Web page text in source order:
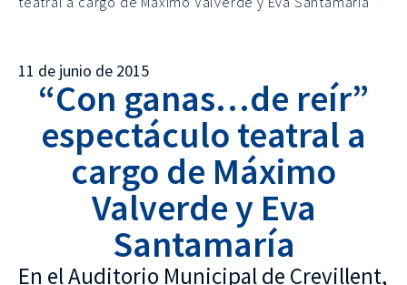
11 de junio de 2015
“Con ganas…de reír”
espectáculo teatral a
cargo de Máximo
Valverde y Eva
Santamaría
En el Auditorio Municipal de Crevillent,